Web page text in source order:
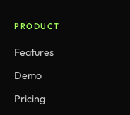
PRODUCT
Features
Demo
Pricing